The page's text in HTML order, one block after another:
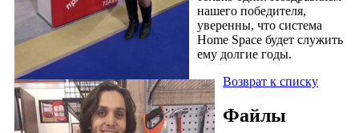
нашего победителя,
уверенны, что система
Home Space будет служить
ему долгие годы.
Возврат к списку
Файлы